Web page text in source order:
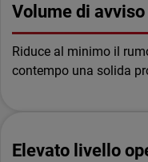
Volume di avviso
Riduce al minimo il
contempo una solida
Elevato livello